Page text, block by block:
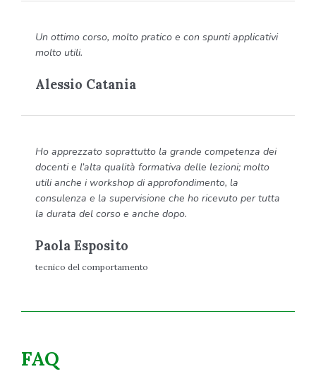
Un ottimo corso, molto pratico e con spunti applicativi
molto utili.
Alessio Catania
Ho apprezzato soprattutto la grande competenza dei
docenti e l’alta qualità formativa delle lezioni; molto
utili anche i workshop di approfondimento, la
consulenza e la supervisione che ho ricevuto per tutta
la durata del corso e anche dopo.
Paola Esposito
tecnico del comportamento
FAQ